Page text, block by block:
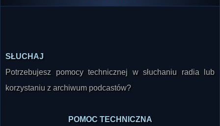
SŁUCHAJ
Potrzebujesz pomocy technicznej w słuchaniu radia lub
korzystaniu z archiwum podcastów?
POMOC TECHNICZNA